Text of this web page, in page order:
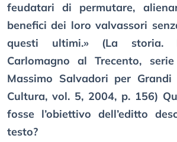
feudatari di permutare,
benefici dei loro valvassori
questi ultimi.» (La storia.
Carlomagno al Trecento,
Massimo Salvadori per Grandi
Cultura, vol. 5, 2004, p. 156)
fosse l’obiettivo dell’editto
testo?